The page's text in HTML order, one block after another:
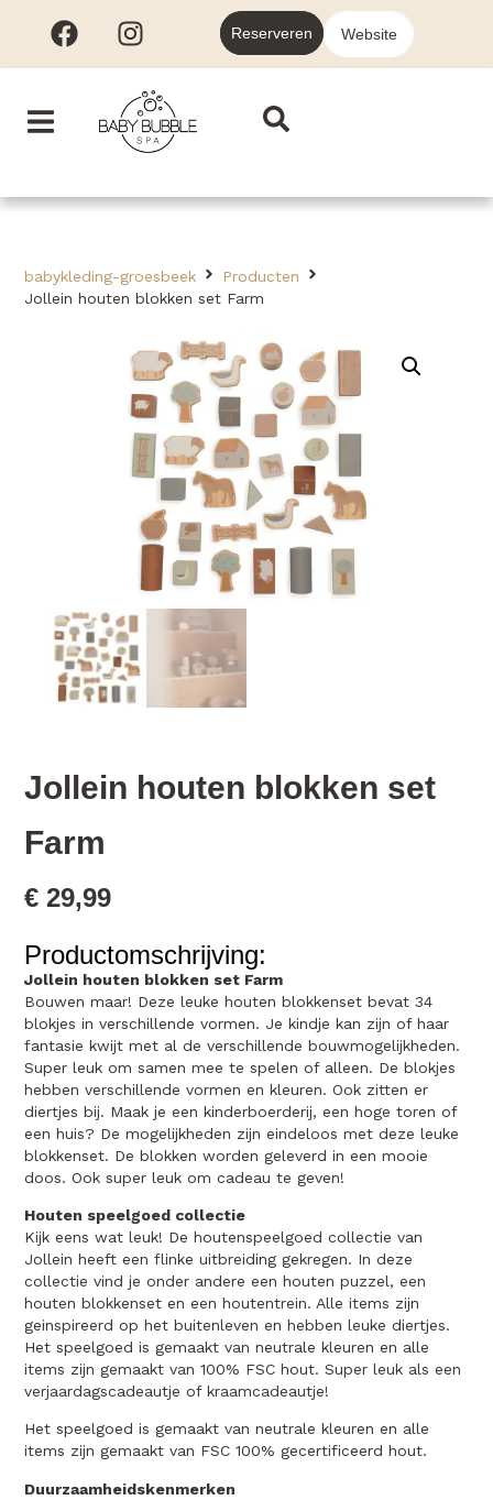
Reserveren Website
babykleding-groesbeek
Producten
Jollein houten blokken set Farm
Jollein houten blokken set
Farm
€ 29,99
Productomschrijving:
Jollein houten blokken set Farm
Bouwen maar! Deze leuke houten blokkenset bevat 34
blokjes in verschillende vormen. Je kindje kan zijn of haar
fantasie kwijt met al de verschillende bouwmogelijkheden.
Super leuk om samen mee te spelen of alleen. De blokjes
hebben verschillende vormen en kleuren. Ook zitten er
diertjes bij. Maak je een kinderboerderij, een hoge toren of
een huis? De mogelijkheden zijn eindeloos met deze leuke
blokkenset. De blokken worden geleverd in een mooie
doos. Ook super leuk om cadeau te geven!
Houten speelgoed collectie
Kijk eens wat leuk! De houtenspeelgoed collectie van
Jollein heeft een flinke uitbreiding gekregen. In deze
collectie vind je onder andere een houten puzzel, een
houten blokkenset en een houtentrein. Alle items zijn
geinspireerd op het buitenleven en hebben leuke diertjes.
Het speelgoed is gemaakt van neutrale kleuren en alle
items zijn gemaakt van 100% FSC hout. Super leuk als een
verjaardagscadeautje of kraamcadeautje!
Het speelgoed is gemaakt van neutrale kleuren en alle
items zijn gemaakt van FSC 100% gecertificeerd hout.
Duurzaamheidskenmerken